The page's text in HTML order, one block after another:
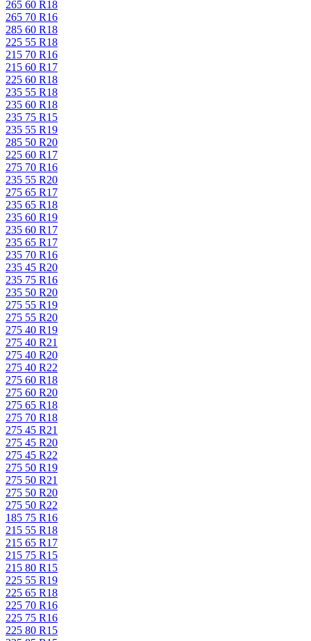
265 60 R18
265 70 R16
285 60 R18
225 55 R18
215 70 R16
215 60 R17
225 60 R18
235 55 R18
235 60 R18
235 75 R15
235 55 R19
285 50 R20
225 60 R17
275 70 R16
235 55 R20
275 65 R17
235 65 R18
235 60 R19
235 60 R17
235 65 R17
235 70 R16
235 45 R20
235 75 R16
235 50 R20
275 55 R19
275 55 R20
275 40 R19
275 40 R21
275 40 R20
275 40 R22
275 60 R18
275 60 R20
275 65 R18
275 70 R18
275 45 R21
275 45 R20
275 45 R22
275 50 R19
275 50 R21
275 50 R20
275 50 R22
185 75 R16
215 55 R18
215 65 R17
215 75 R15
215 80 R15
225 55 R19
225 65 R18
225 70 R16
225 75 R16
225 80 R15